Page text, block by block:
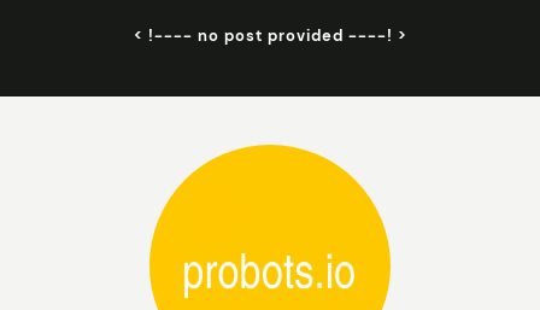
< !---- no post provided ----! >